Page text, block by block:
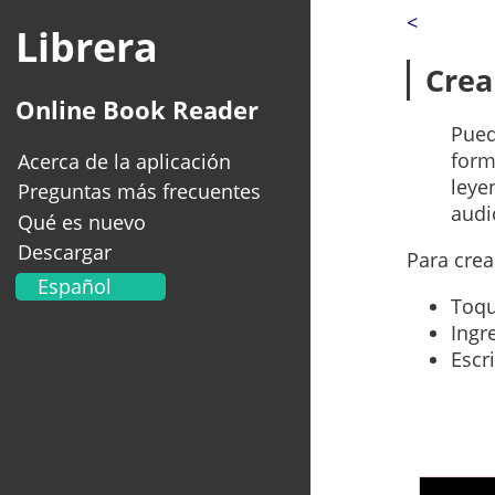
Librera
Online Book Reader
Acerca de la aplicación
Preguntas más frecuentes
Qué es nuevo
Descargar
Español
<
Para